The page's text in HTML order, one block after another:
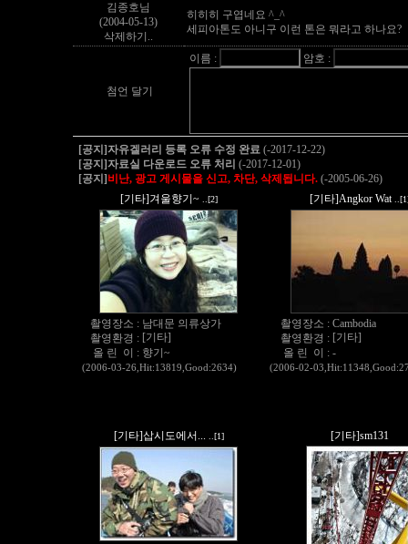
김종호님
(2004-05-13)
삭제하기..
히히히 구엽네요 ^_^
세피아톤도 아니구 이런 톤은 뭐라고 하나요?
첨언 달기
이름 : 암호 :
[공지]자유겔러리 등록 오류 수정 완료 (-2017-12-22)
[공지]자료실 다운로드 오류 처리 (-2017-12-01)
[공지] 비난, 광고 게시물을 신고, 차단, 삭제됩니다. (-2005-06-26)
[기타]겨울향기~
..[2]
촬영장소 : 남대문 의류상가
촬영환경 : [기타]
올 린 이 : 향기~
(2006-03-26,Hit:13819,Good:2634)
[기타]Angkor Wat
촬영장소 : Cambodia
촬영환경 : [기타]
올 린 이 : -
(2006-02-
[기타]삽시도에서... ..[1] [기타]sm131